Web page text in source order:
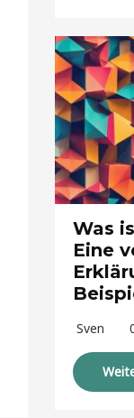
Was
Eine
Sven